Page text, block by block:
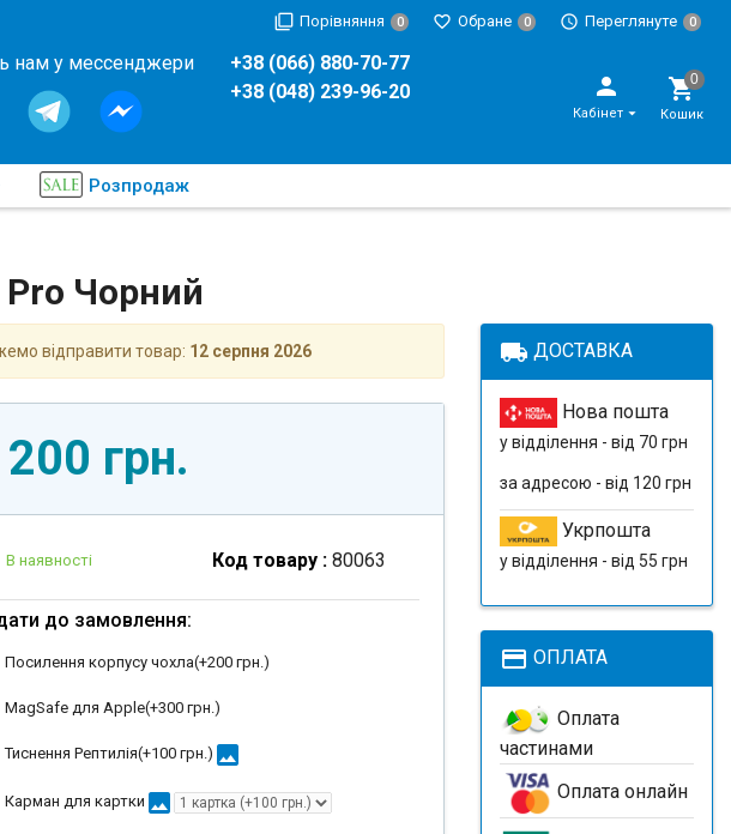
Порівняння 0 Обране 0 Переглянуте 0
нам у мессенджери
+38 (066) 880-70-77
+38 (048) 239-96-20
Кабінет Кошик
Розпродаж
Чорний
відправити товар: 12 серпня 2026
грн.
В наявності Код товару : 80063
до замовлення:
Посилення корпусу чохла(+200 грн.)
MagSafe для Apple(+300 грн.)
Тиснення Рептилія(+100 грн.) image
Карман для картки image
local_shipping ДОСТАВКА
Нова пошта
у відділення - від 70 грн
за адресою - від 120 грн
Укрпошта
у відділення - від 55 грн
payment ОПЛАТА
Оплата
частинами
Оплата онлайн